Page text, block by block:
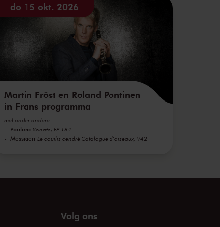
do 15 okt. 2026
Martin Fröst en Roland Pontinen
in Frans programma
met onder andere
Poulenc Sonate, FP 184
Messiaen Le courlis cendré Catalogue d'oiseaux, I/42
Volg ons